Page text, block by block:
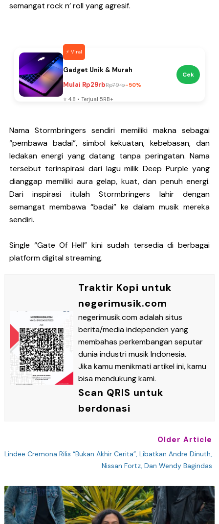
semangat rock n’ roll yang agresif.
💥 Hot Deal
Aksesoris Keren 2026
Diskon BesarLimitedPromo
⭐ 4.7 • Terjual 2RB+
Cek
Nama Stormbringers sendiri memiliki makna sebagai
“pembawa badai”, simbol kekuatan, kebebasan, dan
ledakan energi yang datang tanpa peringatan. Nama
tersebut terinspirasi dari lagu milik Deep Purple yang
dianggap memiliki aura gelap, kuat, dan penuh energi.
Dari inspirasi itulah Stormbringers lahir dengan
semangat membawa “badai” ke dalam musik mereka
sendiri.
Single “Gate Of Hell” kini sudah tersedia di berbagai
platform digital streaming.
Traktir Kopi untuk
negerimusik.com
negerimusik.com adalah situs
berita/media independen yang
membahas perkembangan seputar
dunia industri musik Indonesia.
Jika kamu menikmati artikel ini, kamu
bisa mendukung kami.
Scan QRIS untuk
berdonasi
Older Article
Lindee Cremona Rilis “Bukan Akhir Cerita”, Libatkan Andre Dinuth,
Nissan Fortz, Dan Wendy Bagindas